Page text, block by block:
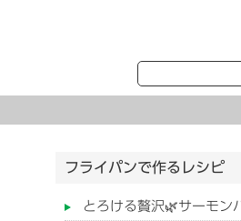
フライパンで作るレシピ
とろける贅沢🌿サーモン